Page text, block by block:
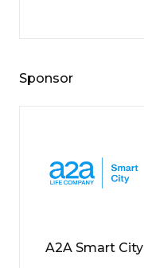
Sponsor
A2A Smart City